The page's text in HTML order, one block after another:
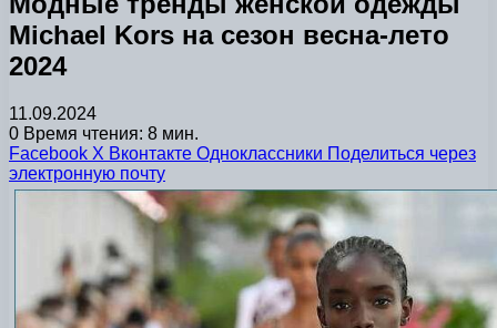
Michael Kors на сезон весна-лето
2024
11.09.2024
0 Время чтения: 8 мин.
Facebook X Вконтакте Одноклассники Поделиться через
электронную почту